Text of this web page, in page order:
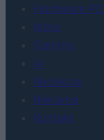
Hardware PC
Moto
Gaming
AI
Redakcja
Reklama
Kontakt